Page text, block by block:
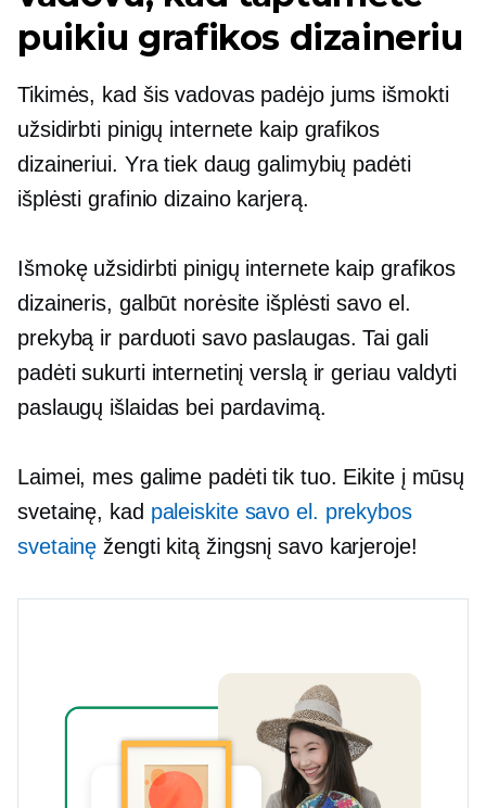
puikiu grafikos dizaineriu
Tikimės, kad šis vadovas padėjo jums išmokti
užsidirbti pinigų internete kaip grafikos
dizaineriui. Yra tiek daug galimybių padėti
išplėsti grafinio dizaino karjerą.
Išmokę užsidirbti pinigų internete kaip grafikos
dizaineris, galbūt norėsite išplėsti savo el.
prekybą ir parduoti savo paslaugas. Tai gali
padėti sukurti internetinį verslą ir geriau valdyti
paslaugų išlaidas bei pardavimą.
Laimei, mes galime padėti tik tuo. Eikite į mūsų
svetainę, kad paleiskite savo el. prekybos
svetainę žengti kitą žingsnį savo karjeroje!